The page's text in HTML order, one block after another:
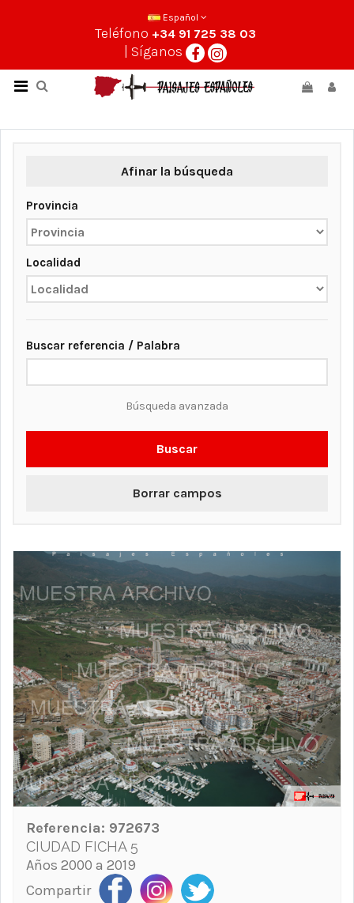
Español
Teléfono +34 91 725 38 03
| Síganos
Afinar la búsqueda
Provincia
Localidad
Buscar referencia / Palabra
Búsqueda avanzada
Buscar
Borrar campos
Referencia: 972673
CIUDAD FICHA 5
Años 2000 a 2019
Compartir